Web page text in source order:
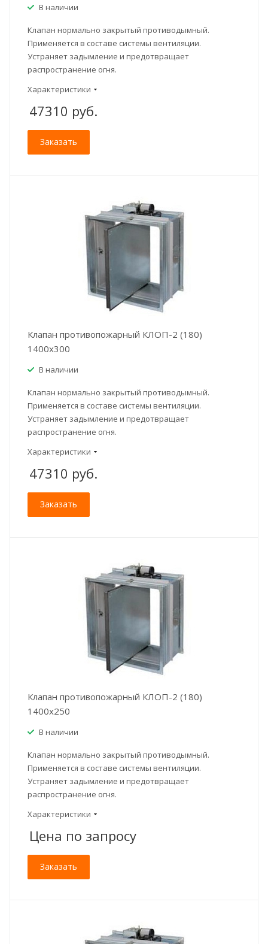
В наличии
Клапан нормально закрытый противодымный.
Применяется в составе системы вентиляции.
Устраняет задымление и предотвращает
распространение огня.
Характеристики
47310 руб.
Заказать
Клапан противопожарный КЛОП-2 (180)
1400x300
В наличии
Клапан нормально закрытый противодымный.
Применяется в составе системы вентиляции.
Устраняет задымление и предотвращает
распространение огня.
Характеристики
47310 руб.
Заказать
Клапан противопожарный КЛОП-2 (180)
1400x250
В наличии
Клапан нормально закрытый противодымный.
Применяется в составе системы вентиляции.
Устраняет задымление и предотвращает
распространение огня.
Характеристики
Цена по запросу
Заказать